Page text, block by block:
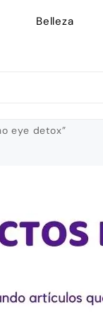
Belleza
eye detox”